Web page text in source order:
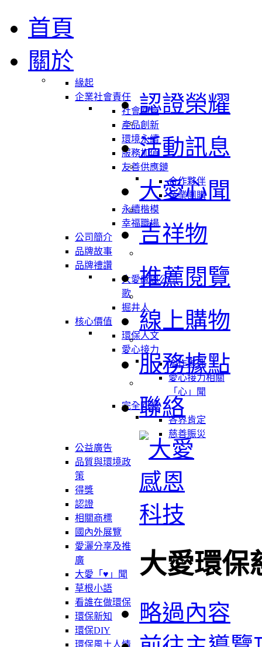
首頁
關於
緣起
企業社會責任
社會關懷
產品創新
環境永續
服務加值
友善供應鏈
合作夥伴
企業團購
永續楷模
幸福職場
公司簡介
品牌故事
品牌禮讚
大愛感恩公司
歌
掘井人
核心價值
環保人文
愛心接力
合作夥伴
愛心接力相關
「心」聞
完全回饋
各界肯定
慈善賑災
公益廣告
品質與環境政
策
認證榮耀
得獎
認證
相關商標
活動訊息
國內外展覽
愛灑分享及推
廣
大愛心聞
大愛「♥」聞
草根小語
看誰在做環保
環保新知
環保DIY
環保風土人情
吉祥物
推薦閱覽
線上購物
服務據點
聯絡
大愛環保
略過內容